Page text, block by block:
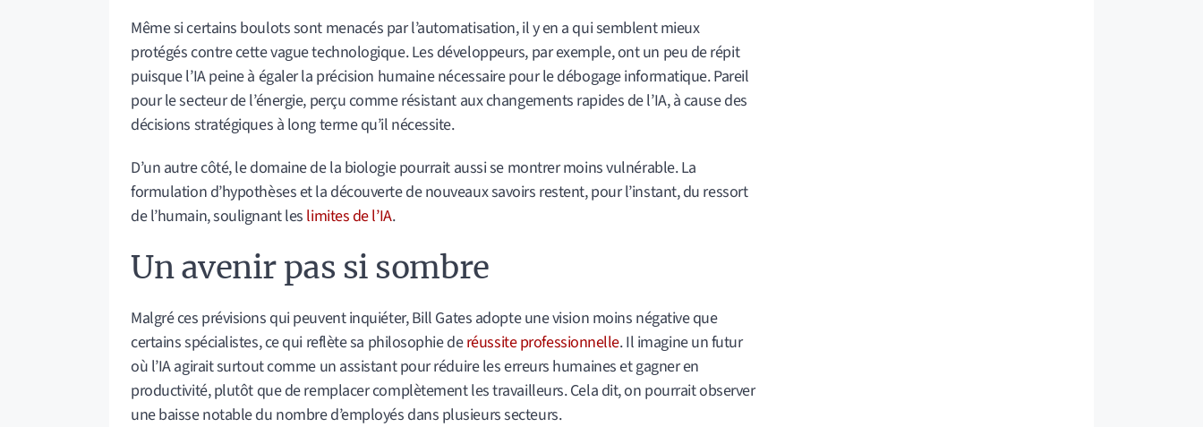
Même si certains boulots sont menacés par l’automatisation, il y en a qui semblent mieux
protégés contre cette vague technologique. Les développeurs, par exemple, ont un peu de répit
puisque l’IA peine à égaler la précision humaine nécessaire pour le débogage informatique. Pareil
pour le secteur de l’énergie, perçu comme résistant aux changements rapides de l’IA, à cause des
décisions stratégiques à long terme qu’il nécessite.
D’un autre côté, le domaine de la biologie pourrait aussi se montrer moins vulnérable. La
formulation d’hypothèses et la découverte de nouveaux savoirs restent, pour l’instant, du ressort
de l’humain, soulignant les limites de l’IA.
Un avenir pas si sombre
Malgré ces prévisions qui peuvent inquiéter, Bill Gates adopte une vision moins négative que
certains spécialistes, ce qui reflète sa philosophie deréussite professionnelle. Il imagine un futur
où l’IA agirait surtout comme un assistant pour réduire les erreurs humaines et gagner en
productivité, plutôt que de remplacer complètement les travailleurs. Cela dit, on pourrait observer
une baisse notable du nombre d’employés dans plusieurs secteurs.